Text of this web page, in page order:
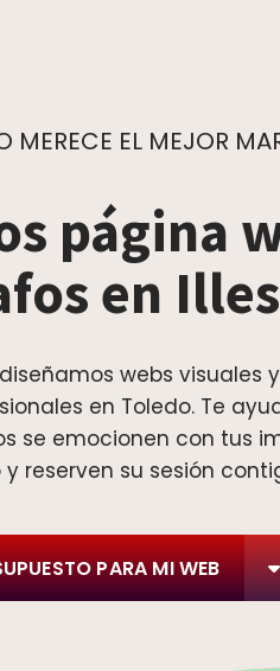
MERECE EL MEJOR
página
en
webs visuales
en Toledo. Te
se emocionen con tus
reserven su sesión
PARA MI WEB